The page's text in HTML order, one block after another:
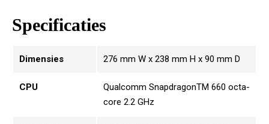
Specificaties
Dimensies 276 mm W x 238 mm H x 90 mm D
CPU
Qualcomm SnapdragonTM 660 octa-
core 2.2 GHz